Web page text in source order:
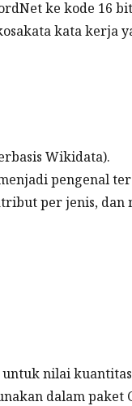
ke kode 16
kata kerja
Wikidata).
pengenal
per jenis,
nilai
dalam paket